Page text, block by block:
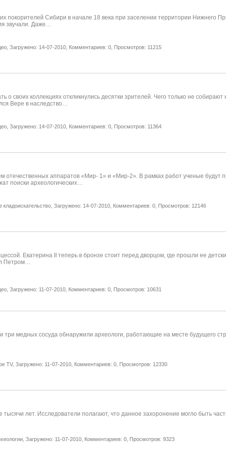
покорителей Сибири в начале 18 века при заселении территории
звучали. Даже…
Загружено: 14-07-2010, Комментариев: 0, Просмотров: 11215
своих коллекциях откликнулись десятки зрителей. Чего только не
Вере в наследство…
Загружено: 14-07-2010, Комментариев: 0, Просмотров: 11364
отечественных аппаратов «Мир- 1» и «Мир-2». В рамках работ ученые
поиски археологических…
Загружено: 14-07-2010, Комментариев: 0, Просмотров: 12146
Екатерина II теперь в бронзе стоит перед дворцом, где прошли ее
Петром…
Загружено: 11-07-2010, Комментариев: 0, Просмотров: 10631
медных сосуда обнаружили археологи, работающие на месте
TV, Загружено: 11-07-2010, Комментариев: 0, Просмотров: 12330
лет. Исследователи полагают, что данное захоронение могло быть
Загружено: 11-07-2010, Комментариев: 0, Просмотров: 9323